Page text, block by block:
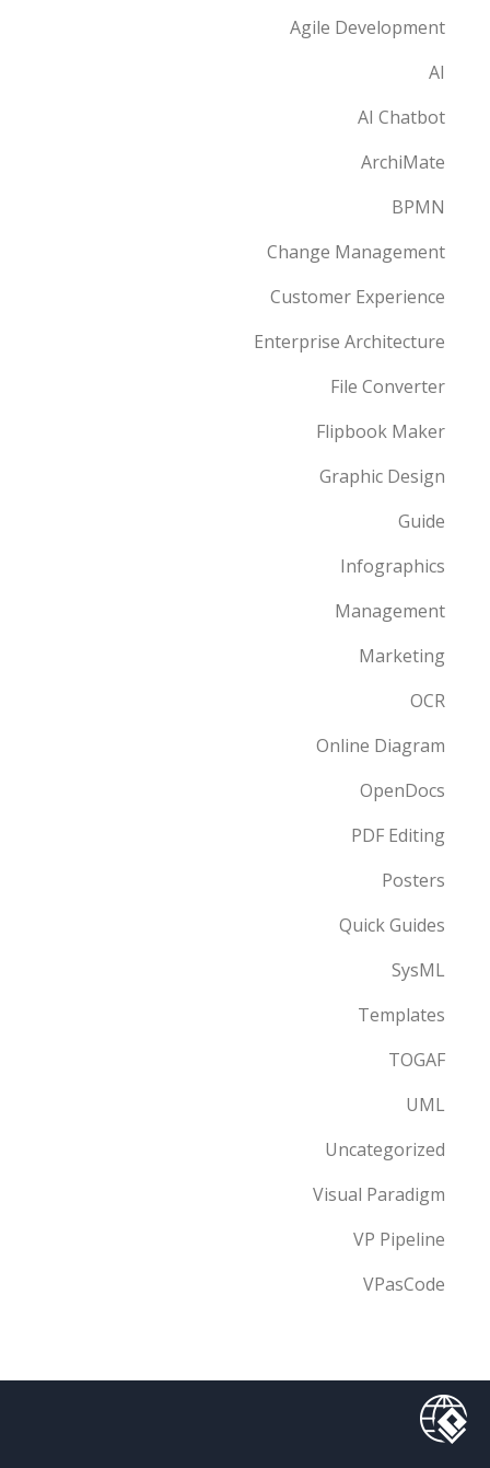
Agile Development
AI
AI Chatbot
ArchiMate
BPMN
Change Management
Customer Experience
Enterprise Architecture
File Converter
Flipbook Maker
Graphic Design
Guide
Infographics
Management
Marketing
OCR
Online Diagram
OpenDocs
PDF Editing
Posters
Quick Guides
SysML
Templates
TOGAF
UML
Uncategorized
Visual Paradigm
VP Pipeline
VPasCode